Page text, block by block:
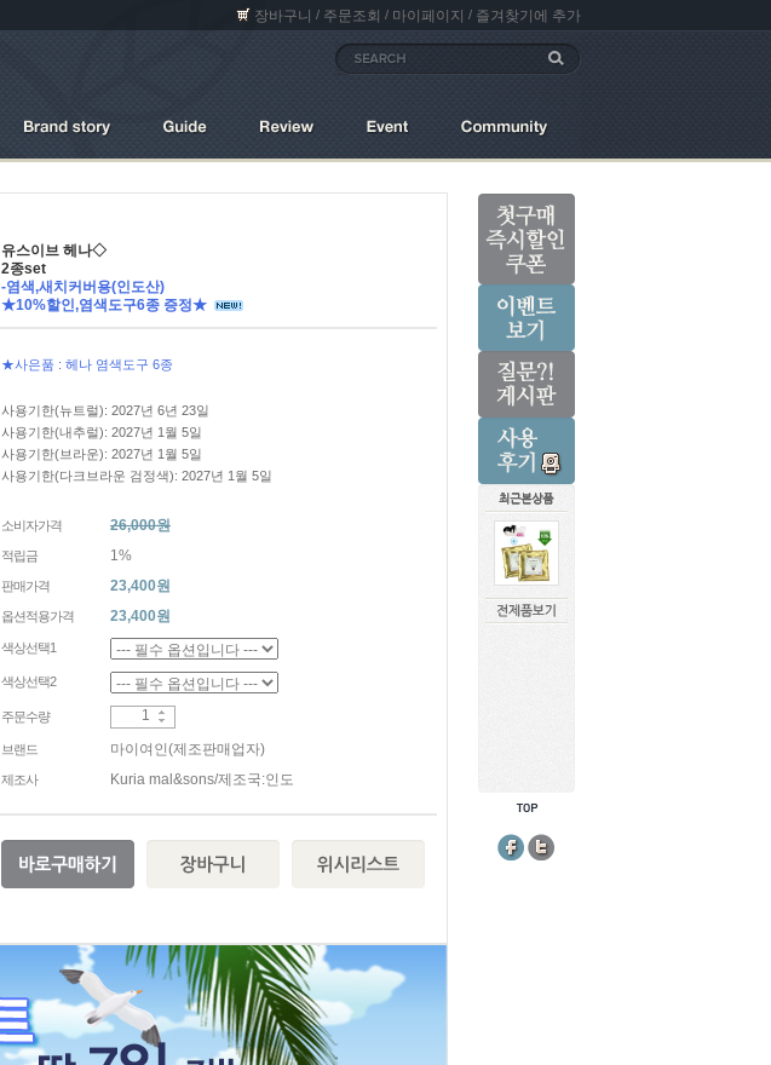
장바구니 / 주문조회 / 마이페이지 / 즐겨찾기에 추가
유스이브 헤나◇
2종set
-염색,새치커버용(인도산)
★10%할인,염색도구6종 증정★
★사은품 : 헤나 염색도구 6종
사용기한(뉴트럴): 2027년 6년 23일
사용기한(내추럴): 2027년 1월 5일
사용기한(브라운): 2027년 1월 5일
사용기한(다크브라운 검정색): 2027년 1월 5일
소비자가격 26,000원
적립금 1%
판매가격 23,400원
옵션적용가격 23,400원
색상선택1
색상선택2
주문수량
브랜드 마이여인(제조판매업자)
제조사 Kuria mal&sons/제조국:인도